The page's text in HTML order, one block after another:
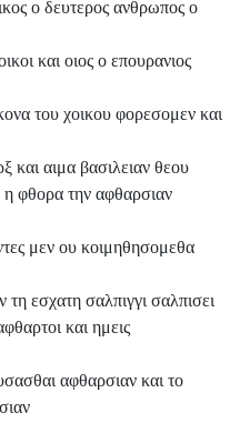
ο δευτερος ανθρωπος ο
και οιος ο επουρανιος
του χοικου φορεσομεν και
και αιμα βασιλειαν θεου
φθορα την αφθαρσιαν
μεν ου κοιμηθησομεθα
εσχατη σαλπιγγι σαλπισει
και ημεις
αφθαρσιαν και το